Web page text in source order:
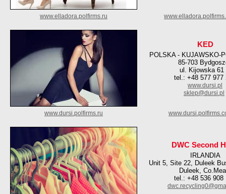
www.elladora.polfirms.ru
KED
POLSKA - KUJAWSKO-
85-703
ul. Kijowska 61
tel.: +48 577 977
www.dursi.pl
sklep@dursi.pl
www.dursi.polfirms.ru
DWC Second
IRLANDIA
Unit 5, Site 22, Duleek
Duleek,
tel.: +48 536 908